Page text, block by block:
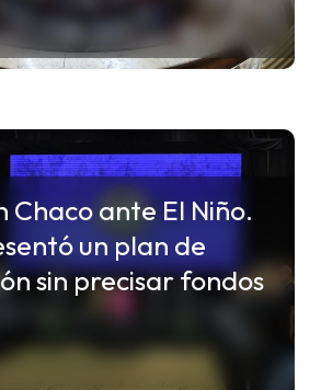
Chaco ante El Niño.
un plan de
sin precisar fondos